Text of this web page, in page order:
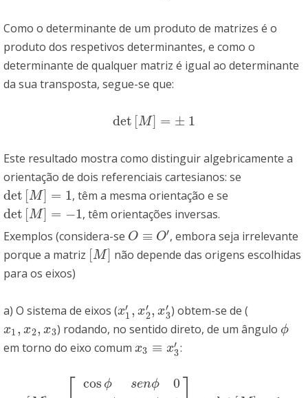
Como o determinante de um produto de matrizes é o
produto dos respetivos determinantes, e como o
determinante de qualquer matriz é igual ao determinante
da sua transposta, segue-se que:
det [M] = ± 1
det[ M]= 1
Este resultado mostra como distinguir algebricamente a
orientação de dois referenciais cartesianos: se
det [M] = 1
det[ M]= , têm a mesma orientação e se
det [M] = −1
det[ M]= 1
, têm orientações inversas.
Exemplos (considera-se O ≡ O′
O≡ O′
, embora seja irrelevante
porque a matriz [M]
M] não depende das origens escolhidas
para os eixos)
a) O sistema de eixos (x′
1 , x′
2, x′
3
x1 , x2′,x 3′ ) obtem-se de (
x1 , x2, x3
x1 x 2,x3 ) rodando, no sentido direto, de um ânguloϕ
ϕ
em torno do eixo comum x3 ≡ x′
3
x3≡ x3 ′ :
⎡ cos ϕ senϕ
0 ⎤